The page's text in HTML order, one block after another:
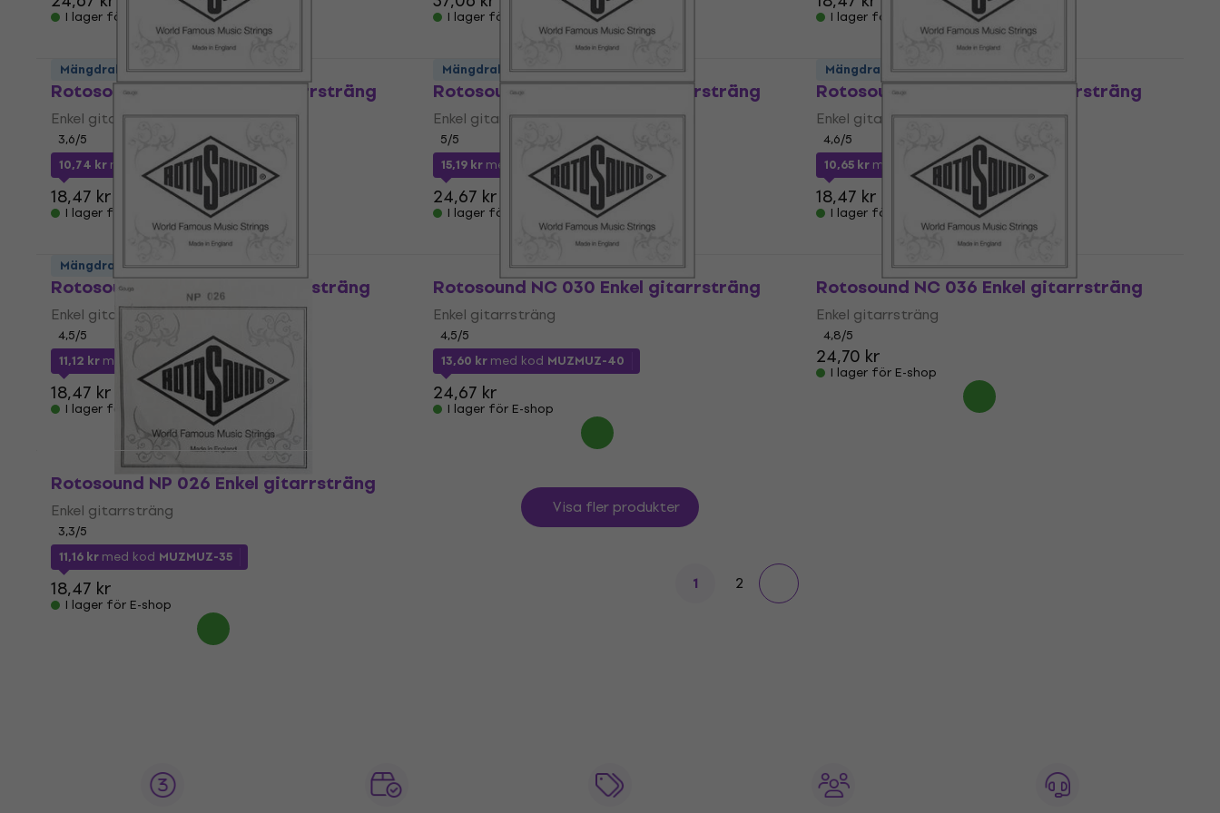
I lager för E-shop I lager för E-shop I lager för E-shop
Rotosound NP 024 Enkel gitarrsträng
Enkel gitarrsträng
3,6/5
10,74 krmed kodMUZMUZ-40
18,47 kr
I lager för E-shop
Rotosound NC 022 Enkel gitarrsträng
Enkel gitarrsträng
5/5
15,19 krmed kodMUZMUZ-35
24,67 kr
I lager för E-shop
Rotosound NP 020 Enkel gitarrsträng
Enkel gitarrsträng
4,6/5
10,65 krmed kodMUZMUZ-40
18,47 kr
I lager för E-shop
Mängdrabatt
Rotosound NP 017 Enkel gitarrsträng
Enkel gitarrsträng
4,5/5
11,12 krmed kod MUZMUZ-35
18,47 kr
I lager för E-shop
Mängdrabatt
Rotosound NC 030 Enkel gitarrsträng
Enkel gitarrsträng
4,5/5
13,60 krmed kod MUZMUZ-40
24,67 kr
I lager för E-shop
Mängdrabatt
Rotosound NC 036 Enkel gitarrsträng
Enkel gitarrsträng
4,8/5
24,70 kr
I lager för E-shop
Mängdrabatt
Rotosound NP 026 Enkel gitarrsträng
Enkel gitarrsträng
3,3/5
11,16 krmed kod MUZMUZ-35
18,47 kr
I lager för E-shop
Visa fler produkter
1 2